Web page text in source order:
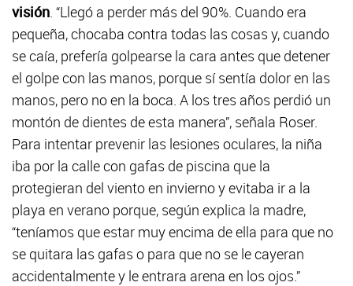
visión. “Llegó a perder más del 90%. Cuando era
pequeña, chocaba contra todas las cosas y, cuando
se caía, prefería golpearse la cara antes que detener
el golpe con las manos, porque sí sentía dolor en las
manos, pero no en la boca. A los tres años perdió un
montón de dientes de esta manera”, señala Roser.
Para intentar prevenir las lesiones oculares, la niña
iba por la calle con gafas de piscina que la
protegieran del viento en invierno y evitaba ir a la
playa en verano porque, según explica la madre,
“teníamos que estar muy encima de ella para que no
se quitara las gafas o para que no se le cayeran
accidentalmente y le entrara arena en los ojos.”